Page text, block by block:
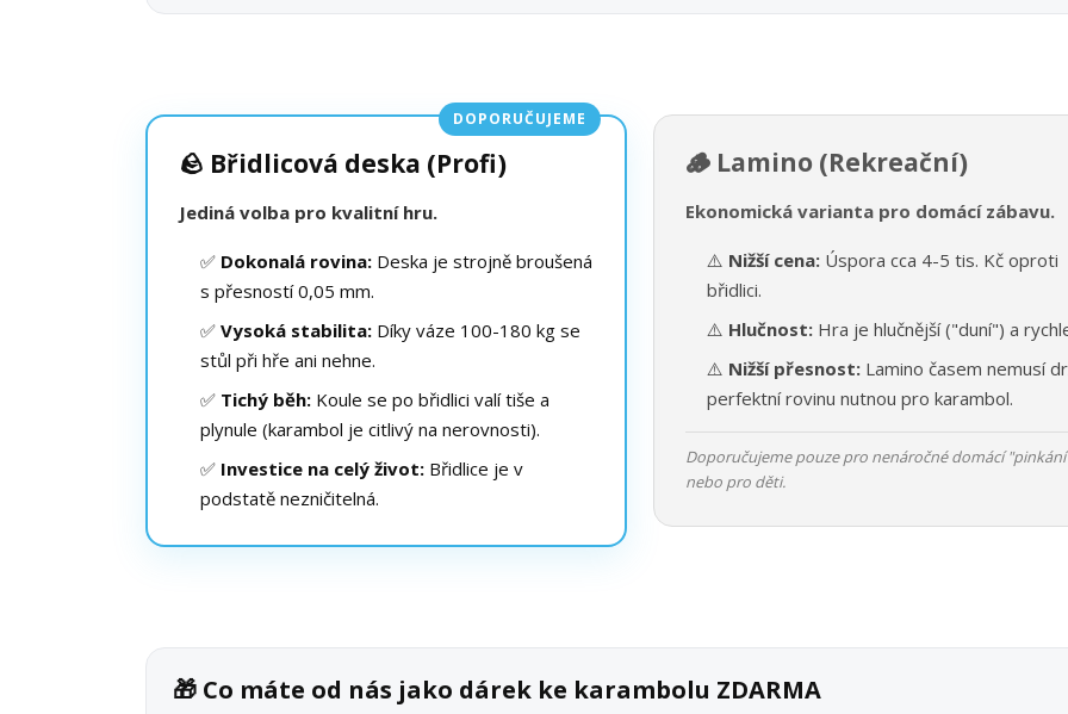
DOPORUČUJEME
🪨 Břidlicová deska (Profi)
Jediná volba pro kvalitní hru.
✅ Dokonalá rovina: Deska je strojně broušená
s přesností 0,05 mm.
✅ Vysoká stabilita: Díky váze 100-180 kg se
stůl při hře ani nehne.
✅ Tichý běh: Koule se po břidlici valí tiše a
plynule (karambol je citlivý na nerovnosti).
✅ Investice na celý život: Břidlice je v
podstatě nezničitelná.
🪵 Lamino (Rekreační)
Ekonomická varianta pro domácí zábavu.
⚠️ Nižší cena:Úspora cca 4-5 tis. Kč oproti
břidlici.
⚠️ Hlučnost:Hra je hlučnější ("duní") a
⚠️ Nižší přesnost:Lamino časem nemusí
perfektní rovinu nutnou pro karambol.
Doporučujeme pouze pro nenáročné domácí
nebo pro děti.
🎁 Co máte od nás jako dárek ke karambolu ZDARMA